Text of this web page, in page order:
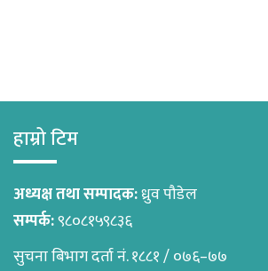
हाम्रो टिम
अध्यक्ष तथा सम्पादक:ध्रुव पौडेल
सम्पर्क:९८०८१५९८३६
सुचना बिभाग दर्ता नं. १८८१ / ०७६–७७